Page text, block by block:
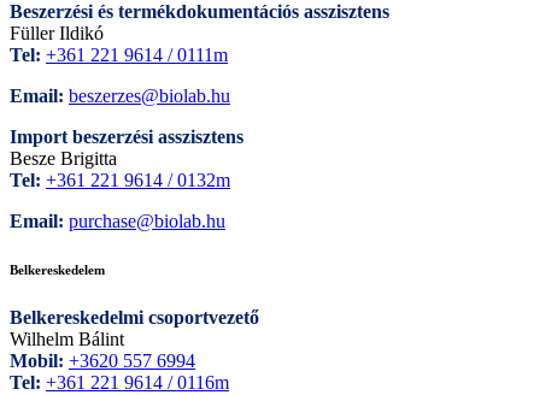
Beszerzési és termékdokumentációs asszisztens
Füller Ildikó
Tel: +361 221 9614 / 0111m
Email: beszerzes@biolab.hu
Import beszerzési asszisztens
Besze Brigitta
Tel: +361 221 9614 / 0132m
Email: purchase@biolab.hu
Belkereskedelem
Belkereskedelmi csoportvezető
Wilhelm Bálint
Mobil: +3620 557 6994
Tel: +361 221 9614 / 0116m